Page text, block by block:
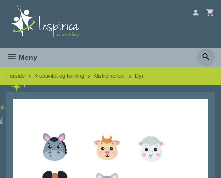
innholdet
Meny
Forside Kreativitet og forming Klistremerker Dyr